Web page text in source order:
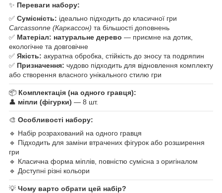
✨ Переваги набору:
✅ Сумісність: ідеально підходить до класичної гри
Carcassonne (Каркассон) та більшості доповнень
✅ Матеріал: натуральне дерево — приємне на дотик,
екологічне та довговічне
✅ Якість: акуратна обробка, стійкість до зносу та подряпин
✅ Призначення: чудово підходить для відновлення комплекту
або створення власного унікального стилю гри
📦 Комплектація (на одного гравця):
👤 міпли (фігурки) — 8 шт.
🎨 Особливості набору:
🔹 Набір розрахований на одного гравця
🔹 Підходить для заміни втрачених фігурок або розширення
гри
🔹 Класична форма міплів, повністю сумісна з оригіналом
🔹 Доступні різні кольори
💡 Чому варто обрати цей набір?